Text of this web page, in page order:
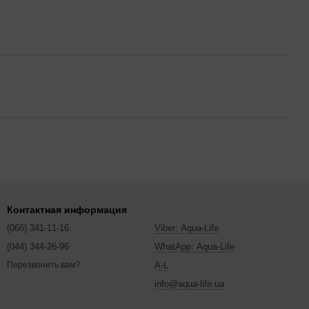
Контактная информация
(066) 341-11-16
(044) 344-26-96
Перезвонить вам?
Viber: Aqua-Life
WhatApp: Aqua-Life
A-L
info@aqua-life.ua